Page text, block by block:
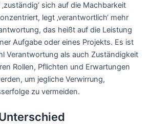
sich auf die Machbarkeit
legt ‚verantwortlich‘ mehr
das heißt auf die Leistung
Aufgabe oder eines Projekts. Es ist
Verantwortung als auch Zuständigkeit
Rollen, Pflichten und Erwartungen
um jegliche Verwirrung,
zu vermeiden.